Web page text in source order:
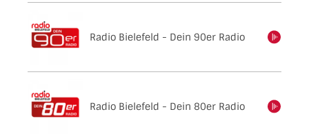
Radio Bielefeld - Dein 90er Radio
einschalten
Radio Bielefeld - Dein 80er Radio
einschalten